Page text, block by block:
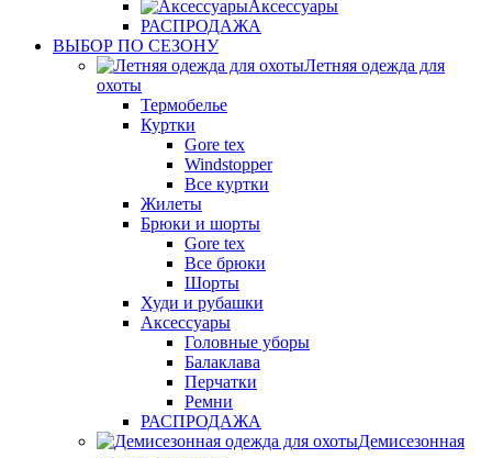
Аксессуары
РАСПРОДАЖА
ВЫБОР ПО СЕЗОНУ
Летняя одежда для
охоты
Термобелье
Куртки
Gore tex
Windstopper
Все куртки
Жилеты
Брюки и шорты
Gore tex
Все брюки
Шорты
Худи и рубашки
Аксессуары
Головные уборы
Балаклава
Перчатки
Ремни
РАСПРОДАЖА
Демисезонная